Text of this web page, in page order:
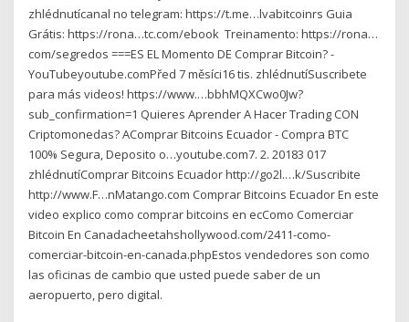
zhlédnutícanal no telegram: https://t.me…lvabitcoinrs Guia
Grátis: https://rona…tc.com/ebook ️️ Treinamento: https://rona…
com/segredos ===ES EL Momento DE Comprar Bitcoin? -
YouTubeyoutube.comPřed 7 měsíci16 tis. zhlédnutíSuscribete
para más videos! https://www.…bbhMQXCwo0Jw?
sub_confirmation=1 Quieres Aprender A Hacer Trading CON
Criptomonedas? AComprar Bitcoins Ecuador - Compra BTC
100% Segura, Deposito o…youtube.com7. 2. 20183 017
zhlédnutíComprar Bitcoins Ecuador http://go2l.…k/Suscribite
http://www.F…nMatango.com Comprar Bitcoins Ecuador En este
video explico como comprar bitcoins en ecComo Comerciar
Bitcoin En Canadacheetahshollywood.com/2411-como-
comerciar-bitcoin-en-canada.phpEstos vendedores son como
las oficinas de cambio que usted puede saber de un
aeropuerto, pero digital.